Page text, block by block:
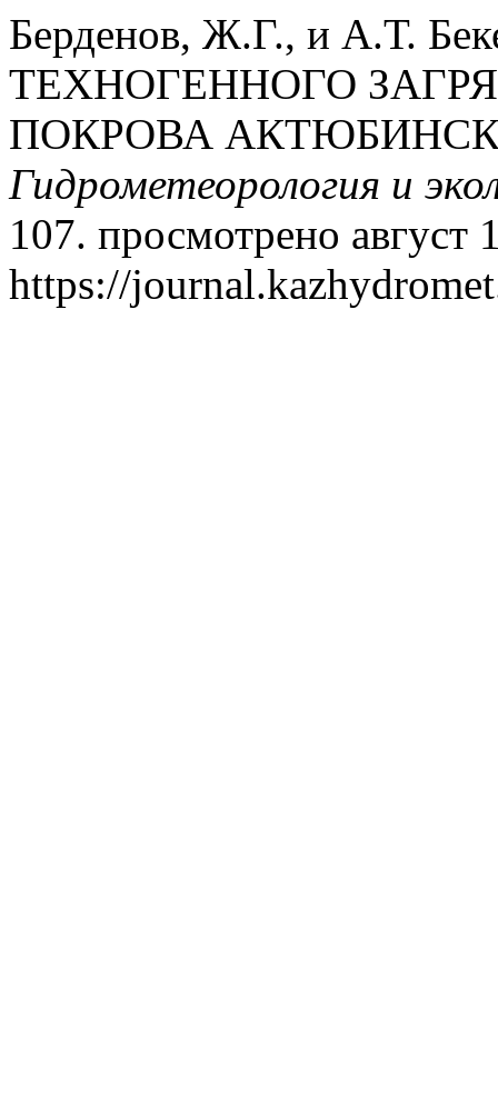
Берденов, Ж.Г., и А.Т.
ТЕХНОГЕННОГО
ПОКРОВА
Гидрометеорология и
107. просмотрено август
https://